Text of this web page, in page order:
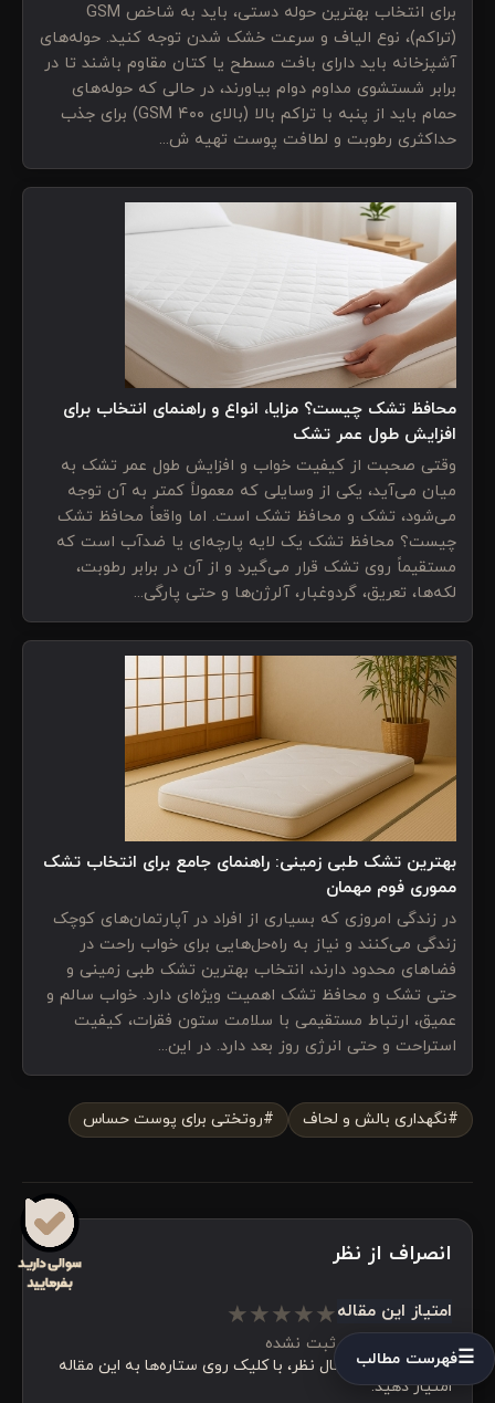
برای انتخاب بهترین حوله دستی، باید به شاخص GSM
(تراکم)، نوع الیاف و سرعت خشک شدن توجه کنید. حوله‌های
آشپزخانه باید دارای بافت مسطح یا کتان مقاوم باشند تا در
برابر شستشوی مداوم دوام بیاورند، در حالی که حوله‌های
حمام باید از پنبه با تراکم بالا (بالای ۴۰۰ GSM) برای جذب
حداکثری رطوبت و لطافت پوست تهیه ش...
محافظ تشک چیست؟ مزایا، انواع و راهنمای انتخاب برای
افزایش طول عمر تشک
وقتی صحبت از کیفیت خواب و افزایش طول عمر تشک به
میان می‌آید، یکی از وسایلی که معمولاً کمتر به آن توجه
می‌شود، تشک و محافظ تشک است. اما واقعاً محافظ تشک
چیست؟ محافظ تشک یک لایه پارچه‌ای یا ضدآب است که
مستقیماً روی تشک قرار می‌گیرد و از آن در برابر رطوبت،
لکه‌ها، تعریق، گردوغبار، آلرژن‌ها و حتی پارگی‌...
بهترین تشک طبی زمینی: راهنمای جامع برای انتخاب تشک
مموری فوم مهمان
در زندگی امروزی که بسیاری از افراد در آپارتمان‌های کوچک
زندگی می‌کنند و نیاز به راه‌حل‌هایی برای خواب راحت در
فضاهای محدود دارند، انتخاب بهترین تشک طبی زمینی و
حتی تشک و محافظ تشک اهمیت ویژه‌ای دارد. خواب سالم و
عمیق، ارتباط مستقیمی با سلامت ستون فقرات، کیفیت
استراحت و حتی انرژی روز بعد دارد. در این...
#نگهداری بالش و لحاف #روتختی برای پوست حساس
انصراف از نظر
امتیاز این مقاله★
★
★
★
★
هنوز امتیازی ثبت نشده
قبل یا همراه با ارسال نظر، با کلیک روی ستاره‌ها به این مقاله
امتیاز دهید.
☰فهرست مطالب